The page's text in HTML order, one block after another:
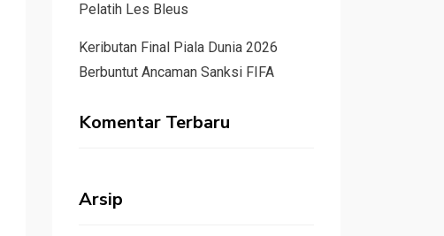
Pelatih Les Bleus
Keributan Final Piala Dunia 2026
Berbuntut Ancaman Sanksi FIFA
Komentar Terbaru
Arsip